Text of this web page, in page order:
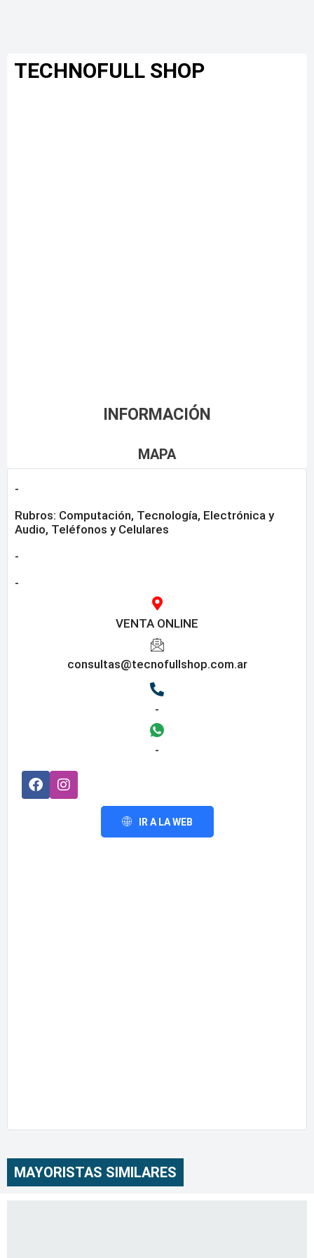
TECHNOFULL SHOP
INFORMACIÓN
MAPA
-
Rubros: Computación, Tecnología, Electrónica y
Audio, Teléfonos y Celulares
-
-
VENTA ONLINE
consultas@tecnofullshop.com.ar
-
-
IR A LA WEB
MAYORISTAS SIMILARES